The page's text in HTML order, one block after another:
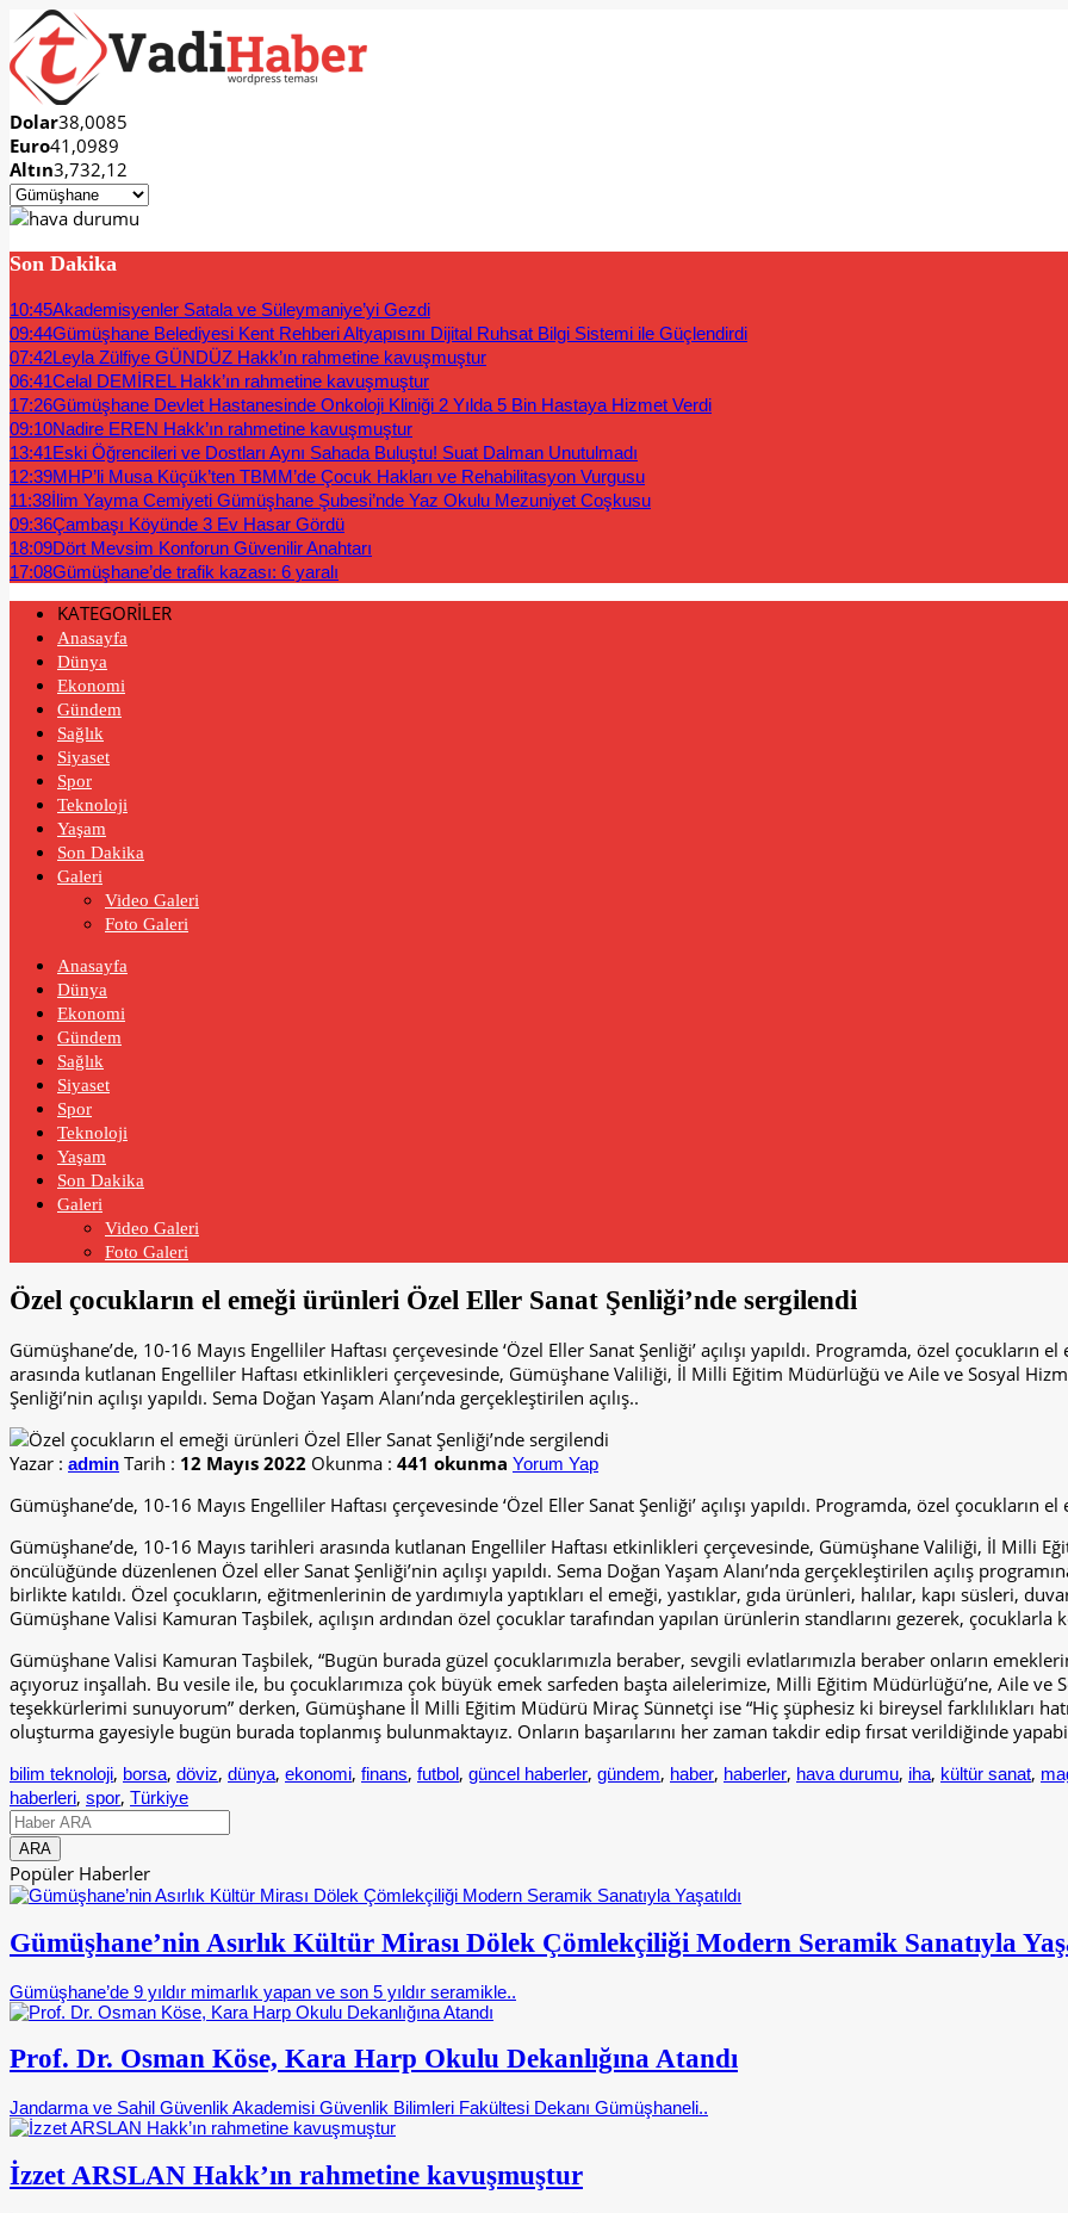
Dolar38,0085
Euro41,0989
Altın3,732,12
Son Dakika
10:45Akademisyenler Satala ve Süleymaniye’yi Gezdi
09:44Gümüşhane Belediyesi Kent Rehberi Altyapısını Dijital Ruhsat Bilgi Sistemi ile Güçlendirdi
07:42Leyla Zülfiye GÜNDÜZ Hakk’ın rahmetine kavuşmuştur
06:41Celal DEMİREL Hakk’ın rahmetine kavuşmuştur
17:26Gümüşhane Devlet Hastanesinde Onkoloji Kliniği 2 Yılda 5 Bin Hastaya Hizmet Verdi
09:10Nadire EREN Hakk’ın rahmetine kavuşmuştur
13:41Eski Öğrencileri ve Dostları Aynı Sahada Buluştu! Suat Dalman Unutulmadı
12:39MHP’li Musa Küçük’ten TBMM’de Çocuk Hakları ve Rehabilitasyon Vurgusu
11:38İlim Yayma Cemiyeti Gümüşhane Şubesi’nde Yaz Okulu Mezuniyet Coşkusu
09:36Çambaşı Köyünde 3 Ev Hasar Gördü
18:09Dört Mevsim Konforun Güvenilir Anahtarı
17:08Gümüşhane’de trafik kazası: 6 yaralı
KATEGORİLER
Anasayfa
Dünya
Ekonomi
Gündem
Sağlık
Siyaset
Spor
Teknoloji
Yaşam
Son Dakika
Galeri
Video Galeri
Foto Galeri
Anasayfa
Dünya
Ekonomi
Gündem
Sağlık
Siyaset
Spor
Teknoloji
Yaşam
Son Dakika
Galeri
Video Galeri
Foto Galeri
Özel çocukların el emeği ürünleri Özel Eller Sanat Şenliği’nde sergilendi
Gümüşhane’de, 10-16 Mayıs Engelliler Haftası çerçevesinde ‘Özel Eller Sanat Şenliği’ açılışı yapıldı. Programda, özel
arasında kutlanan Engelliler Haftası etkinlikleri çerçevesinde, Gümüşhane Valiliği, İl Milli Eğitim Müdürlüğü ve Aile ve Sosyal
Şenliği’nin açılışı yapıldı. Sema Doğan Yaşam Alanı’nda gerçekleştirilen açılış..
Yazar : admin Tarih : 12 Mayıs 2022 Okunma : 441 okunma Yorum Yap
Gümüşhane’de, 10-16 Mayıs Engelliler Haftası çerçevesinde ‘Özel Eller Sanat Şenliği’ açılışı yapıldı. Programda, özel çocukların
Gümüşhane’de, 10-16 Mayıs tarihleri arasında kutlanan Engelliler Haftası etkinlikleri çerçevesinde, Gümüşhane Valiliği, İl Milli
öncülüğünde düzenlenen Özel eller Sanat Şenliği’nin açılışı yapıldı. Sema Doğan Yaşam Alanı’nda gerçekleştirilen açılış
birlikte katıldı. Özel çocukların, eğitmenlerinin de yardımıyla yaptıkları el emeği, yastıklar, gıda ürünleri, halılar, kapı süsleri,
Gümüşhane Valisi Kamuran Taşbilek, açılışın ardından özel çocuklar tarafından yapılan ürünlerin standlarını gezerek,
Gümüşhane Valisi Kamuran Taşbilek, “Bugün burada güzel çocuklarımızla beraber, sevgili evlatlarımızla beraber onların
açıyoruz inşallah. Bu vesile ile, bu çocuklarımıza çok büyük emek sarfeden başta ailelerimize, Milli Eğitim Müdürlüğü’ne, Aile ve
teşekkürlerimi sunuyorum” derken, Gümüşhane İl Milli Eğitim Müdürü Miraç Sünnetçi ise “Hiç şüphesiz ki bireysel farklılıkları
oluşturma gayesiyle bugün burada toplanmış bulunmaktayız. Onların başarılarını her zaman takdir edip fırsat verildiğinde
bilim teknoloji, borsa, döviz, dünya, ekonomi, finans, futbol, güncel haberler, gündem, haber, haberler, hava durumu, iha, kültür sanat,
haberleri, spor, Türkiye
Popüler Haberler
Gümüşhane’nin Asırlık Kültür Mirası Dölek Çömlekçiliği Modern Seramik Sanatıyla
Gümüşhane’de 9 yıldır mimarlık yapan ve son 5 yıldır seramikle..
Prof. Dr. Osman Köse, Kara Harp Okulu Dekanlığına Atandı
Jandarma ve Sahil Güvenlik Akademisi Güvenlik Bilimleri Fakültesi Dekanı Gümüşhaneli..
İzzet ARSLAN Hakk’ın rahmetine kavuşmuştur